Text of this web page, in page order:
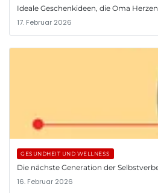
Ideale Geschenkideen, die Oma
17. Februar 2026
GESUNDHEIT UND WELLNESS
Die nächste Generation der
16. Februar 2026